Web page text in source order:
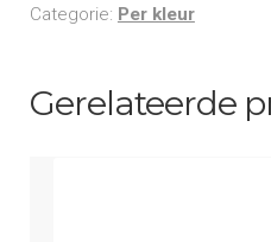
-
Categorie: Per kleur
Gerelateerde